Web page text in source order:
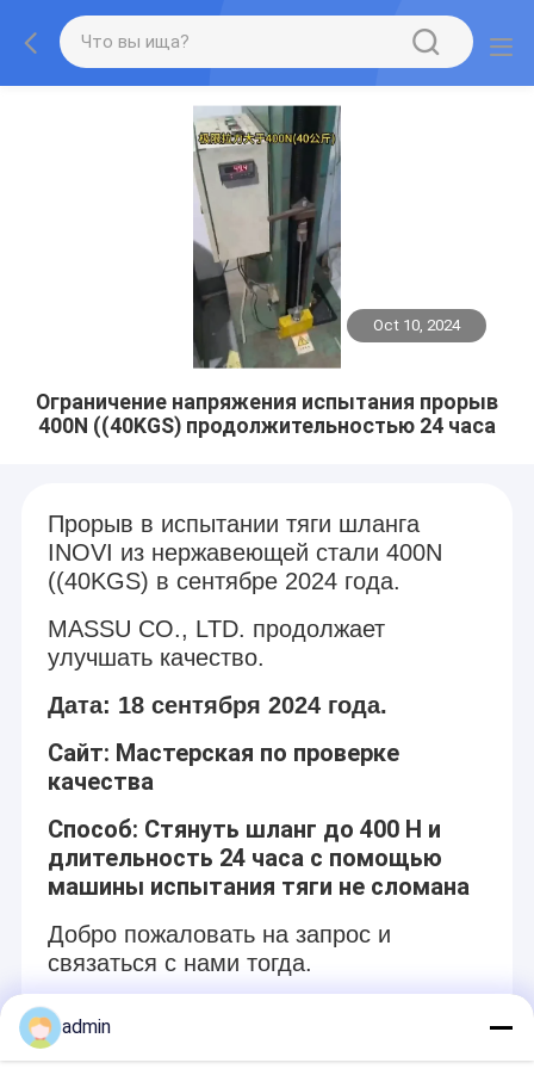
Oct 10, 2024
Ограничение напряжения испытания прорыв
400N ((40KGS) продолжительностью 24 часа
Прорыв в испытании тяги шланга
INOVI из нержавеющей стали 400N
((40KGS) в сентябре 2024 года.
MASSU CO., LTD. продолжает
улучшать качество.
Дата: 18 сентября 2024 года.
Сайт: Мастерская по проверке
качества
Способ: Стянуть шланг до 400 Н и
длительность 24 часа с помощью
машины испытания тяги не сломана
Добро пожаловать на запрос и
связаться с нами тогда.
Recommended Products
admin